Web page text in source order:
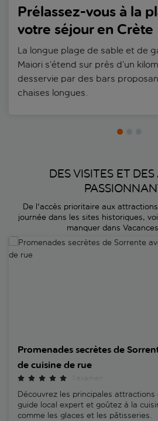
Prélassez-vous à la
votre séjour en Crète
La longue plage de sable et de
Maiori s’étend sur près d’un
desservie par des bars
chaises longues.
DES VISITES ET
De l'accès prioritaire aux
journée dans les sites historiques,
manquer dans
Promenades secrètes de Sorrente
Promenades secrètes de
de cuisine de rue
Découvrez les principales
guide local expert et goûtez à la
comme les glaces et les pâtisseries.